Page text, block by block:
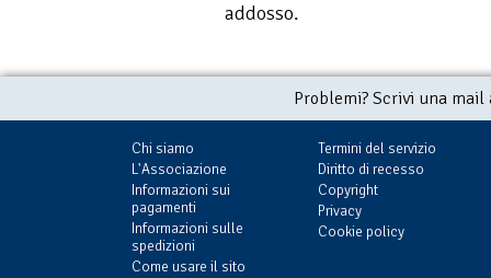
addosso.
Problemi? Scrivi una
Chi siamo
L'Associazione
Informazioni sui
pagamenti
Informazioni sulle
spedizioni
Come usare il sito
Termini del servizio
Diritto di recesso
Copyright
Privacy
Cookie policy